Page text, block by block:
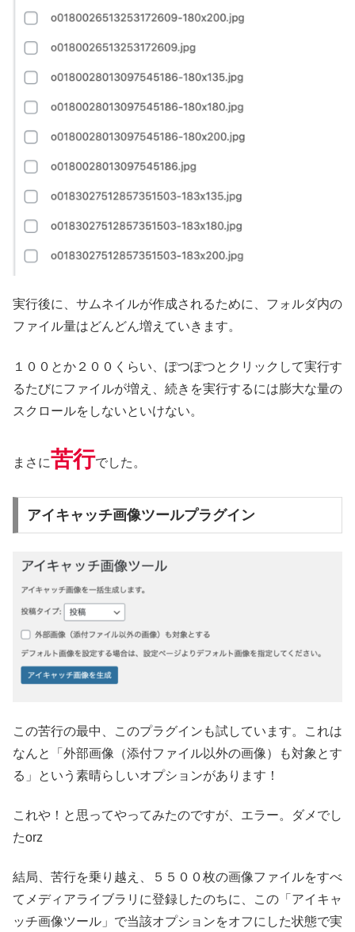
実行後に、サムネイルが作成されるために、フォルダ内の
ファイル量はどんどん増えていきます。
１００とか２００くらい、ぽつぽつとクリックして実行す
るたびにファイルが増え、続きを実行するには膨大な量の
スクロールをしないといけない。
まさに苦行でした。
アイキャッチ画像ツールプラグイン
この苦行の最中、このプラグインも試しています。これは
なんと「外部画像（添付ファイル以外の画像）も対象とす
る」という素晴らしいオプションがあります！
これや！と思ってやってみたのですが、エラー。ダメでし
たorz
結局、苦行を乗り越え、５５００枚の画像ファイルをすべ
てメディアライブラリに登録したのちに、この「アイキャ
ッチ画像ツール」で当該オプションをオフにした状態で実